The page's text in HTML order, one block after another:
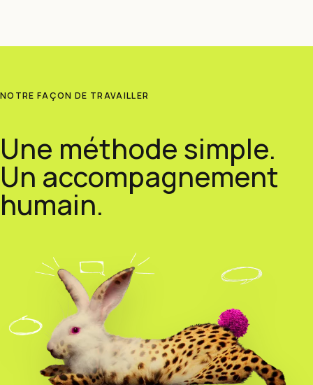
NOTRE FAÇON DE TRAVAILLER
Une méthode simple.
Un accompagnement
humain.